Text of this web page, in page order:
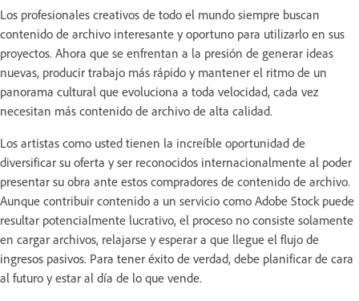
Los profesionales creativos de todo el mundo siempre buscan
contenido de archivo interesante y oportuno para utilizarlo en sus
proyectos. Ahora que se enfrentan a la presión de generar ideas
nuevas, producir trabajo más rápido y mantener el ritmo de un
panorama cultural que evoluciona a toda velocidad, cada vez
necesitan más contenido de archivo de alta calidad.
Los artistas como usted tienen la increíble oportunidad de
diversificar su oferta y ser reconocidos internacionalmente al poder
presentar su obra ante estos compradores de contenido de archivo.
Aunque contribuir contenido a un servicio como Adobe Stock puede
resultar potencialmente lucrativo, el proceso no consiste solamente
en cargar archivos, relajarse y esperar a que llegue el flujo de
ingresos pasivos. Para tener éxito de verdad, debe planificar de cara
al futuro y estar al día de lo que vende.